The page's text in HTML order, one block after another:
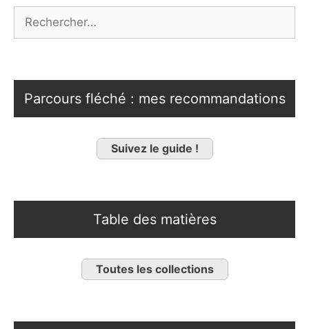
Parcours fléché : mes recommandations
Suivez le guide !
Table des matières
Toutes les collections